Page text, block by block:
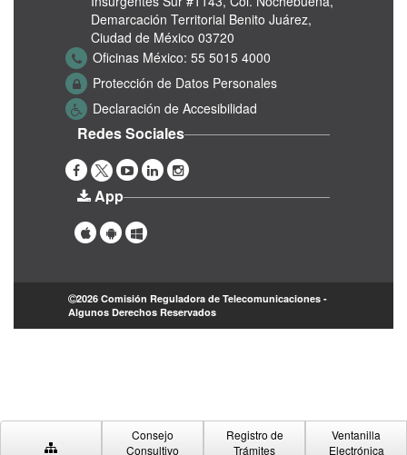
Consejo
Consultivo
Registro de
Trámites
Ventanilla
Electrónica
Demarcación Territorial Benito Juárez,
Ciudad de México 03720
Oficinas México: 55 5015 4000
Protección de Datos Personales
Declaración de Accesibilidad
Redes Sociales
App
2026 Comisión Reguladora de Telecomunicaciones -
Algunos Derechos Reservados